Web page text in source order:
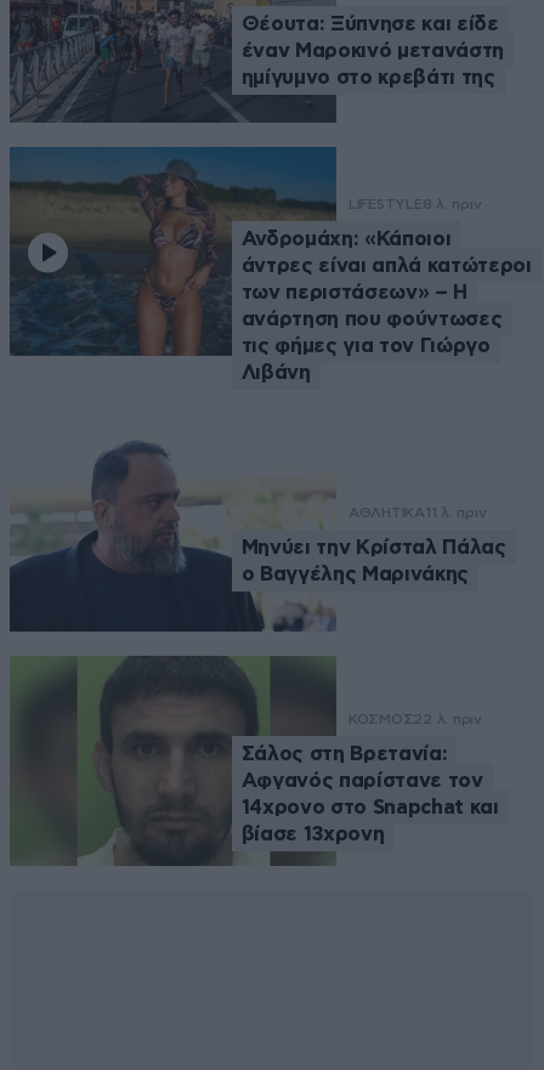
Θέουτα: Ξύπνησε και είδε
έναν Μαροκινό μετανάστη
ημίγυμνο στο κρεβάτι της
LIFESTYLE8 λ. πριν
Ανδρομάχη: «Κάποιοι
άντρες είναι απλά κατώτεροι
των περιστάσεων» – Η
ανάρτηση που φούντωσες
τις φήμες για τον Γιώργο
Λιβάνη
ΑΘΛΗΤΙΚΑ 11 λ. πριν
Μηνύει την Κρίσταλ Πάλας
ο Βαγγέλης Μαρινάκης
ΚΟΣΜΟΣ22 λ. πριν
Σάλος στη Βρετανία:
Αφγανός παρίστανε τον
14χρονο στο Snapchat και
βίασε 13χρονη